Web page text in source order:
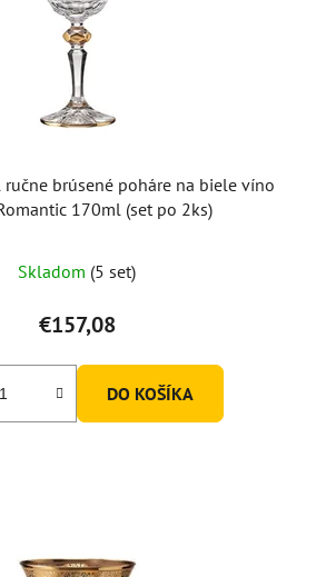
ručne brúsené poháre na biele víno
170ml (set po 2ks)
Skladom (5 set)
€157,08
DO KOŠÍKA